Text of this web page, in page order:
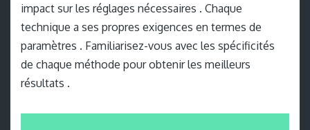
impact sur les réglages nécessaires . Chaque
technique a ses propres exigences en termes de
paramètres . Familiarisez-vous avec les spécificités
de chaque méthode pour obtenir les meilleurs
résultats .